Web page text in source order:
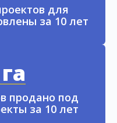
для
за 10 лет
продано под
за 10 лет